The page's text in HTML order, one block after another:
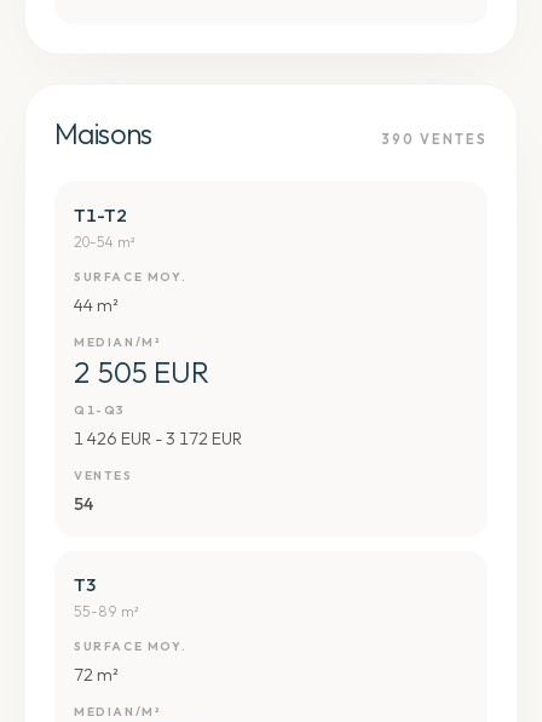
Maisons 390 VENTES
T1-T2
20-54 m²
SURFACE MOY.
44 m²
MEDIAN/M²
2 505 EUR
Q1-Q3
1 426 EUR - 3 172 EUR
VENTES
54
T3
55-89 m²
SURFACE MOY.
72 m²
MEDIAN/M²